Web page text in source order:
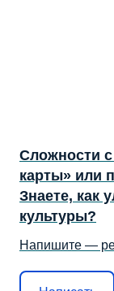
Сложности
карты» или
Знаете, как
культуры?
Напишите —